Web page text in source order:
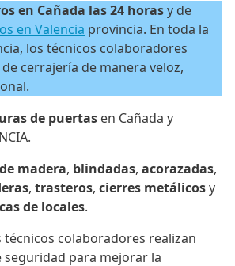
en Cañada las 24 horasy de
en Valencia provincia. En toda la
los técnicos colaboradores
cerrajería de manera veloz,
de puertas en Cañada y
madera, blindadas, acorazadas,
, trasteros, cierres metálicosy
de locales.
técnicos colaboradores realizan
para mejorar la